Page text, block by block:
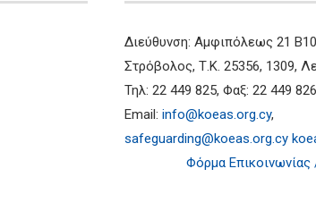
Διεύθυνση: Αμφιπόλεως 21
Στρόβολος, Τ.Κ. 25356, 1309,
Τηλ: 22 449 825, Φαξ: 22 449 826
Email:info@koeas.org.cy,
safeguarding@koeas.org.cy
Φόρμα